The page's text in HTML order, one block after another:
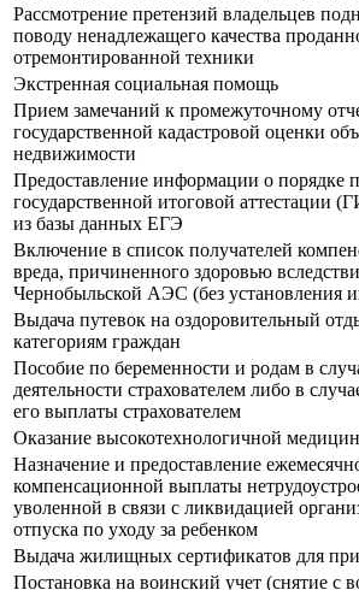
Рассмотрение претензий владельцев
поводу ненадлежащего качества
отремонтированной техники
Экстренная социальная помощь
Прием замечаний к промежуточному
государственной кадастровой оценки
недвижимости
Предоставление информации о порядке
государственной итоговой аттестации
из базы данных ЕГЭ
Включение в список получателей
вреда, причиненного здоровью
Чернобыльской АЭС (без установления
Выдача путевок на оздоровительный
категориям граждан
Пособие по беременности и родам в
деятельности страхователем либо в
его выплаты страхователем
Оказание высокотехнологичной
Назначение и предоставление
компенсационной выплаты
уволенной в связи с ликвидацией
отпуска по уходу за ребенком
Выдача жилищных сертификатов для
Постановка на воинский учет (снятие с